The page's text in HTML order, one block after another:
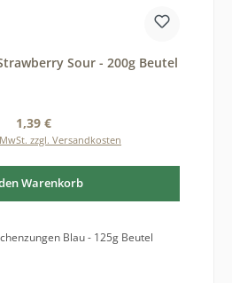
Sour - 200g Beutel
Regulärer Preis:
1,39 €
zzgl. Versandkosten
Warenkorb